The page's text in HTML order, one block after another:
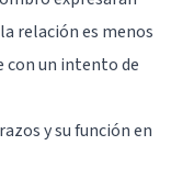
relación es menos
con un intento de
y su función en